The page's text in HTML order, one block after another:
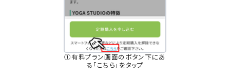
①有料プラン画面のボタン下にあ
る「こちら」をタップ